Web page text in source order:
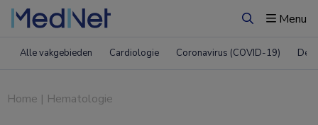
ZoekenMenu
Alle vakgebieden Cardiologie Coronavirus (COVID-19)
Home | Hematologie